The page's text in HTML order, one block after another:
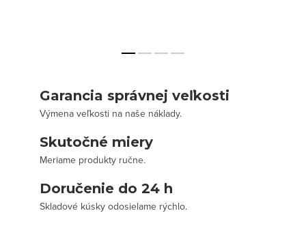
Garancia správnej veľkosti
Výmena veľkosti na naše náklady.
Skutočné miery
Meriame produkty ručne.
Doručenie do 24 h
Skladové kúsky odosielame rýchlo.